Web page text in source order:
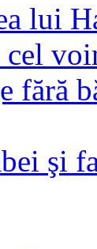
lui
cel
fără
şi